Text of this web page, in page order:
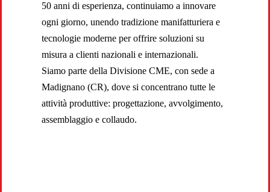
50 anni di esperienza, continuiamo a innovare
ogni giorno, unendo tradizione manifatturiera e
tecnologie moderne per offrire soluzioni su
misura a clienti nazionali e internazionali.
Siamo parte della Divisione CME, con sede a
Madignano (CR), dove si concentrano tutte le
attività produttive: progettazione, avvolgimento,
assemblaggio e collaudo.